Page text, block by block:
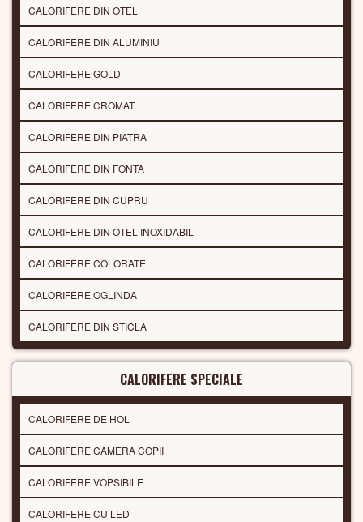
CALORIFERE DIN OTEL
CALORIFERE DIN ALUMINIU
CALORIFERE GOLD
CALORIFERE CROMAT
CALORIFERE DIN PIATRA
CALORIFERE DIN FONTA
CALORIFERE DIN CUPRU
CALORIFERE DIN OTEL INOXIDABIL
CALORIFERE COLORATE
CALORIFERE OGLINDA
CALORIFERE DIN STICLA
CALORIFERE SPECIALE
CALORIFERE DE HOL
CALORIFERE CAMERA COPII
CALORIFERE VOPSIBILE
CALORIFERE CU LED